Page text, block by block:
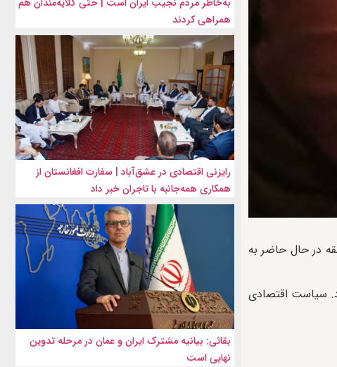
در حال حاضر به
سیاست اقتصادی
همراهی کردند
رایزنی اقتصادی در عشق‌آباد | سفارت افغانستان از
همکاری همه‌جانبه با تاجران خبر داد
بقائی: بیانیه مشترک ایران و عمان در مرحله تدوین
نهایی است